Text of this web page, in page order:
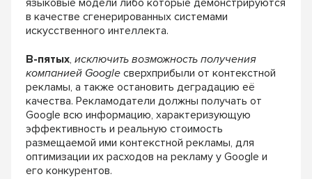
языковые модели либо которые демонстрируются
в качестве сгенерированных системами
искусственного интеллекта.
В-пятых, исключить возможность получения
компанией Google сверхприбыли от контекстной
рекламы, а также остановить деградацию её
качества. Рекламодатели должны получать от
Google всю информацию, характеризующую
эффективность и реальную стоимость
размещаемой ими контекстной рекламы, для
оптимизации их расходов на рекламу у Google и
его конкурентов.